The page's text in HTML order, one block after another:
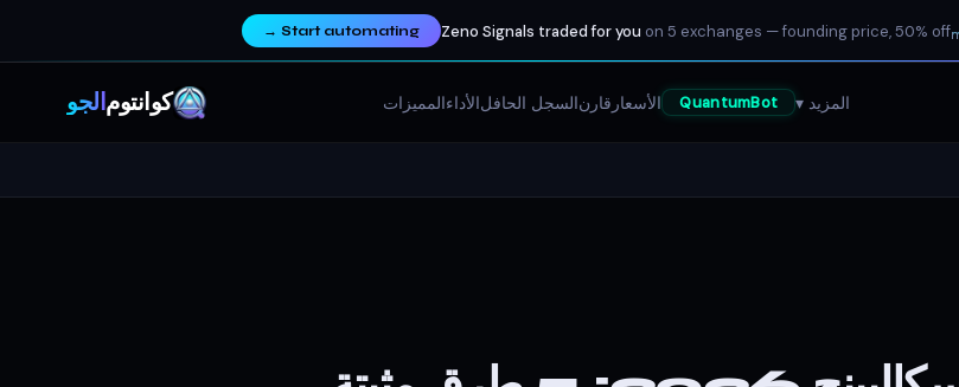
Zeno Signals traded for you on 5 exchanges — founding price, 50% off
Start automating
→
كوانتوم ألجو المميزاتالأداءالسجل الحافلقارن الأسعار QuantumBot المزيد ▾